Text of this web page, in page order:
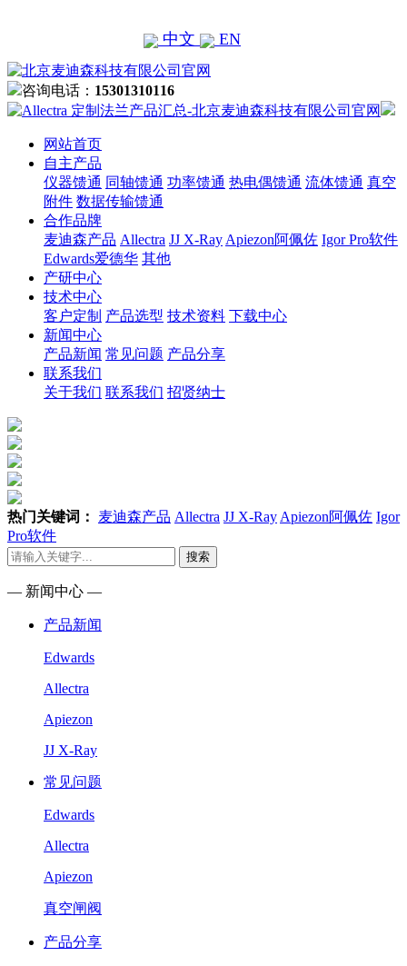
中文 EN
咨询电话： 15301310116
网站首页
自主产品
仪器馈通 同轴馈通 功率馈通 热电偶馈通 流体馈通 真空
附件 数据传输馈通
合作品牌
麦迪森产品 Allectra JJ X-Ray Apiezon阿佩佐 Igor Pro软件
Edwards爱德华 其他
产研中心
技术中心
客户定制 产品选型 技术资料 下载中心
新闻中心
产品新闻 常见问题 产品分享
联系我们
关于我们 联系我们 招贤纳士
热门关键词： 麦迪森产品 Allectra JJ X-Ray Apiezon阿佩佐 Igor
Pro软件
搜索
— 新闻中心 —
产品新闻
Edwards
Allectra
Apiezon
JJ X-Ray
常见问题
Edwards
Allectra
Apiezon
真空闸阀
产品分享